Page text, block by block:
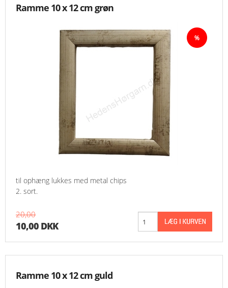
Ramme 10 x 12 cm grøn
til ophæng lukkes med metal chips
2. sort.
20,00
10,00 DKK
Ramme 10 x 12 cm guld